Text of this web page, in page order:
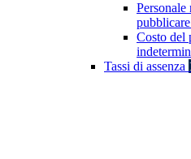
Personale
Costo del
Tassi di assenza